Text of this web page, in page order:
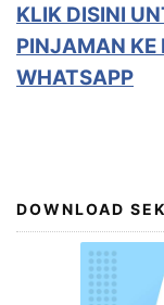
KLIK DISINI
PINJAMAN KE
WHATSAPP
DOWNLOAD